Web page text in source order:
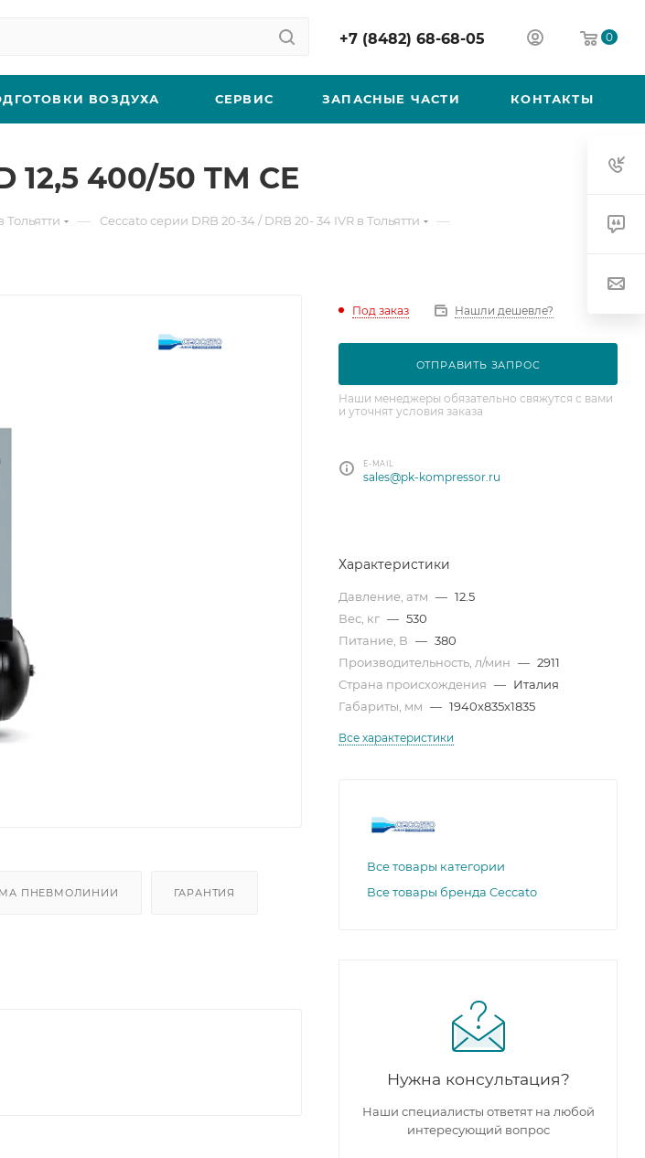
+7 (8482) 68-68-05 0
ВОЗДУХА СЕРВИС ЗАПАСНЫЕ ЧАСТИ КОНТАКТЫ
400/50 TM CE
— Ceccato серии DRB 20-34 / DRB 20- 34 IVR в Тольятти —
ПНЕВМОЛИНИИ ГАРАНТИЯ
Под заказ Нашли дешевле?
ОТПРАВИТЬ ЗАПРОС
Наши менеджеры обязательно свяжутся с вами
и уточнят условия заказа
E-MAIL
sales@pk-kompressor.ru
Характеристики
Давление, атм — 12.5
Вес, кг — 530
Питание, В — 380
Производительность, л/мин — 2911
Страна происхождения — Италия
Габариты, мм — 1940x835x1835
Все характеристики
Все товары категории
Все товары бренда Ceccato
Нужна консультация?
Наши специалисты ответят на любой
интересующий вопрос